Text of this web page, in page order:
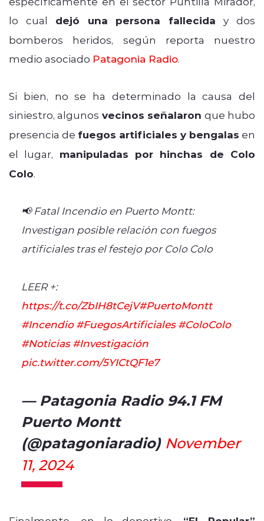
lo cual dejó una persona fallecida y dos
bomberos heridos, según reporta nuestro
medio asociado Patagonia Radio.
Si bien, no se ha determinado la causa del
siniestro, algunos vecinos señalaron que hubo
presencia de fuegos artificiales y bengalas en
el lugar, manipuladas por hinchas de Colo
Colo.
📢 Fatal Incendio en Puerto Montt:
Investigan posible relación con fuegos
artificiales tras el festejo por Colo Colo
LEER +:
https://t.co/ZbIH8tCejV#PuertoMontt
#Incendio #FuegosArtificiales #ColoColo
#Noticias #Investigación
pic.twitter.com/5YICtQF1e7
— Patagonia Radio 94.1 FM
Puerto Montt
(@patagoniaradio) November
11, 2024